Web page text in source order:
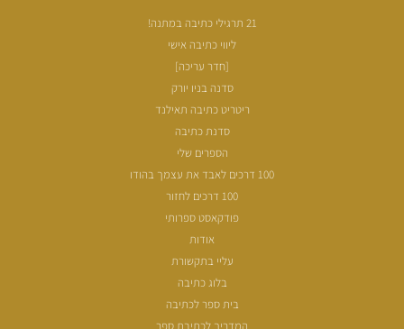
21 תרגילי כתיבה במתנה!
ליווי כתיבה אישי
[חדר עריכה]
סדנה בניו יורק
ריטריט כתיבה תאילנד
סדנת כתיבה
הספרים שלי
100 דרכים לאבד את עצמך בהודו
100 דרכים לחזור
פודקאסט ספרותי
אודות
עליי בתקשורת
בלוג כתיבה
בית ספר לכתיבה
המדריך לכתיבת ספר